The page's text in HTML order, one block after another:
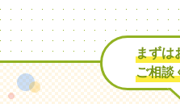
まずは
ご相談